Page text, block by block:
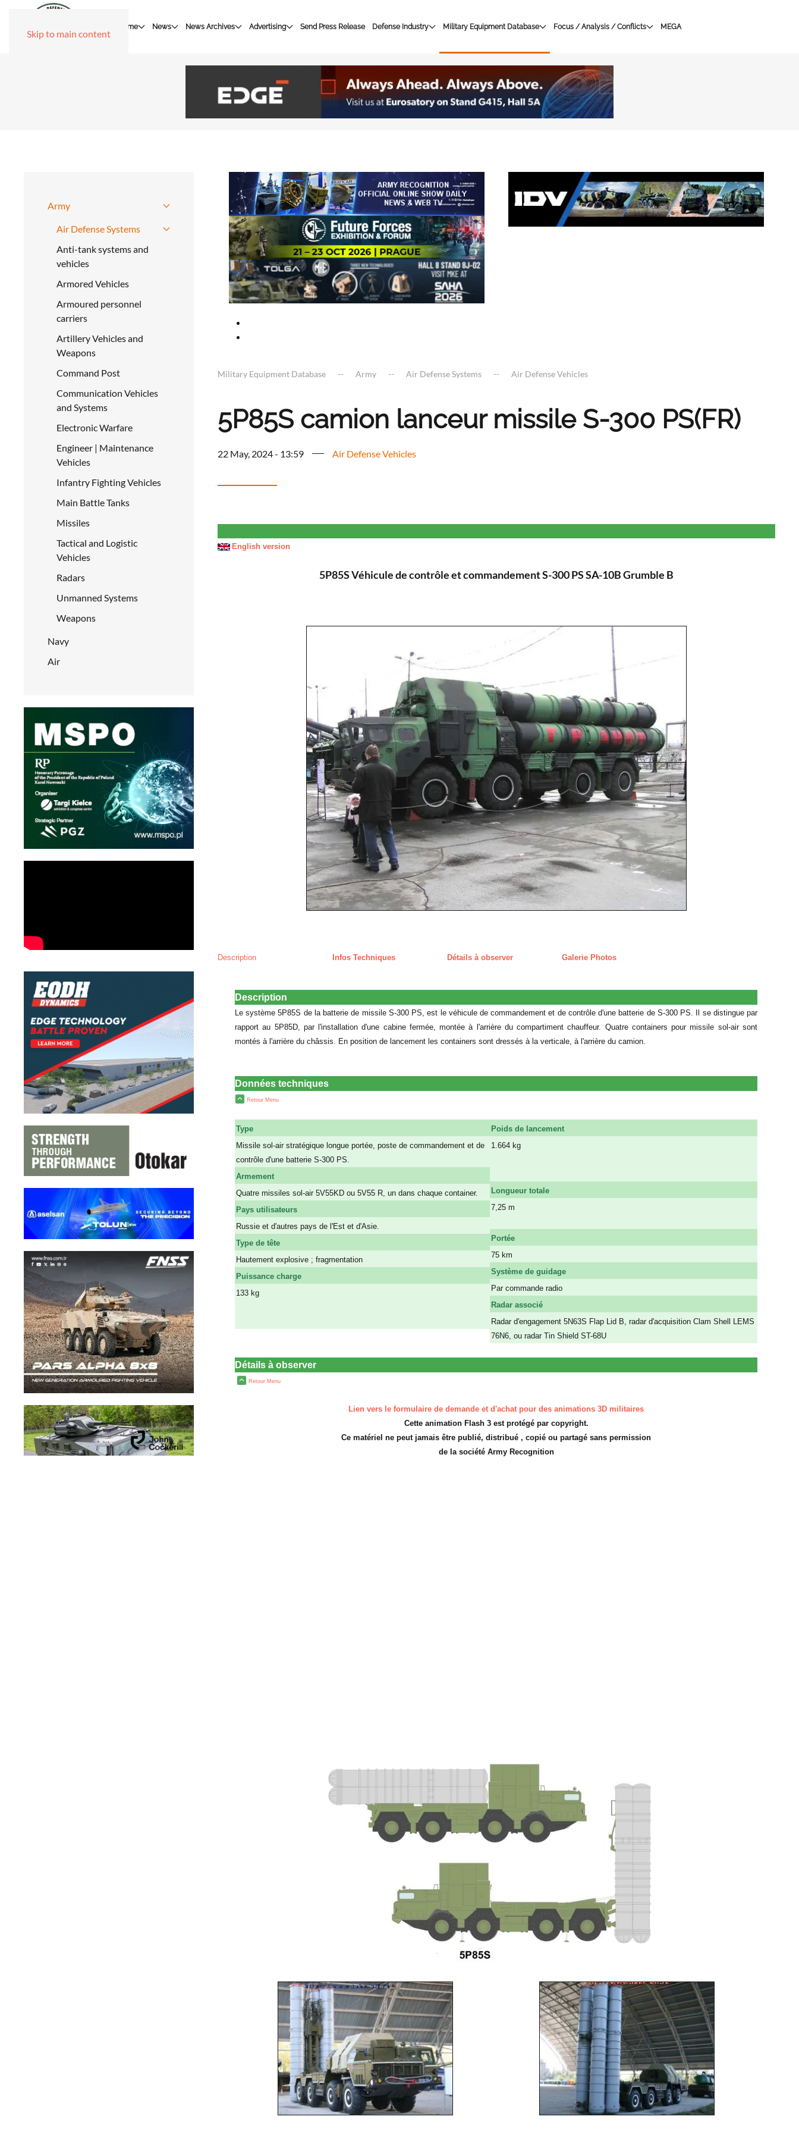
Skip to main content
Home News News Archives Advertising Send Press Release Defense Industry Military Equipment Database Focus / Analysis / Conflicts MEGA
Army
Air Defense Systems
Anti-tank systems and
vehicles
Armored Vehicles
Armoured personnel
carriers
Artillery Vehicles and
Weapons
Command Post
Communication Vehicles
and Systems
Electronic Warfare
Engineer | Maintenance
Vehicles
Infantry Fighting Vehicles
Main Battle Tanks
Missiles
Tactical and Logistic
Vehicles
Radars
Unmanned Systems
Weapons
Navy
Air
Military Equipment Database Army Air Defense Systems Air Defense Vehicles
5P85S camion lanceur missile S-300 PS(FR)
22 May, 2024 - 13:59 Air Defense Vehicles
English version
5P85S Véhicule de contrôle et commandement S-300 PS SA-10B Grumble B
Description Infos Techniques Détails à observer Galerie Photos
Description
Le système 5P85S de la batterie de missile S-300 PS, est le véhicule de commandement et de contrôle d'une batterie de S-300 PS. Il se distingue par
rapport au 5P85D, par l'installation d'une cabine fermée, montée à l'arrière du compartiment chauffeur. Quatre containers pour missile sol-air sont
montés à l'arrière du châssis. En position de lancement les containers sont dressés à la verticale, à l'arrière du camion.
Données techniques
Retour Menu
Type
Missile sol-air stratégique longue portée, poste de commandement et de
contrôle d'une batterie S-300 PS.
Armement
Quatre missiles sol-air 5V55KD ou 5V55 R, un dans chaque container.
Pays utilisateurs
Russie et d'autres pays de l'Est et d'Asie.
Type de tête
Hautement explosive ; fragmentation
Puissance charge
133 kg
Poids de lancement
1.664 kg
Longueur totale
7,25 m
Portée
75 km
Système de guidage
Par commande radio
Radar associé
Radar d'engagement 5N63S Flap Lid B, radar d'acquisition Clam Shell LEMS
76N6, ou radar Tin Shield ST-68U
Détails à observer
Retour Menu
Lien vers le formulaire de demande et d'achat pour des animations 3D militaires
Cette animation Flash 3 est protégé par copyright.
Ce matériel ne peut jamais être publié, distribué , copié ou partagé sans permission
de la société Army Recognition